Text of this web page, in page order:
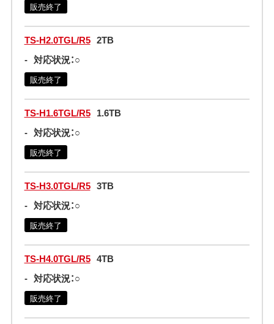
販売終了
TS-H2.0TGL/R5 2TB
- 対応状況：○
販売終了
TS-H1.6TGL/R5 1.6TB
- 対応状況：○
販売終了
TS-H3.0TGL/R5 3TB
- 対応状況：○
販売終了
TS-H4.0TGL/R5 4TB
- 対応状況：○
販売終了